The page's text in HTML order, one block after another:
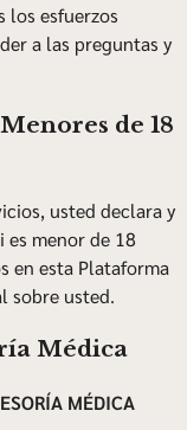
los esfuerzos
a las preguntas y
de 18
usted declara y
es menor de 18
en esta Plataforma
sobre usted.
Médica
MÉDICA